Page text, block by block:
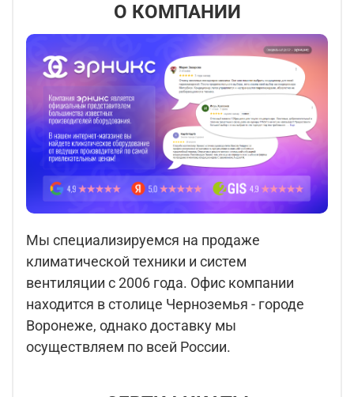
О КОМПАНИИ
Мы специализируемся на продаже
климатической техники и систем
вентиляции с 2006 года. Офис компании
находится в столице Черноземья - городе
Воронеже, однако доставку мы
осуществляем по всей России.